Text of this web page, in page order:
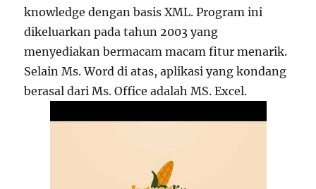
knowledge dengan basis XML. Program ini
dikeluarkan pada tahun 2003 yang
menyediakan bermacam macam fitur menarik.
Selain Ms. Word di atas, aplikasi yang kondang
berasal dari Ms. Office adalah MS. Excel.